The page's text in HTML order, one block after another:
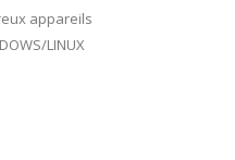
appareils
LINUX